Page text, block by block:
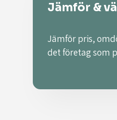
Jämför &
Jämför pris,
det företag som